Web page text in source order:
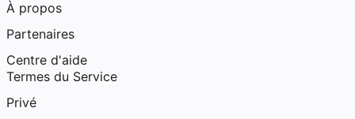
À propos
Partenaires
Centre d'aide
Termes du Service
Privé